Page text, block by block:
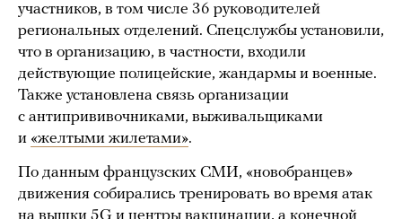
участников, в том числе 36 руководителей
региональных отделений. Спецслужбы установили,
что в организацию, в частности, входили
действующие полицейские, жандармы и военные.
Также установлена связь организации
с антипрививочниками, выживальщиками
и «желтыми жилетами».
По данным французских СМИ, «новобранцев»
движения собирались тренировать во время атак